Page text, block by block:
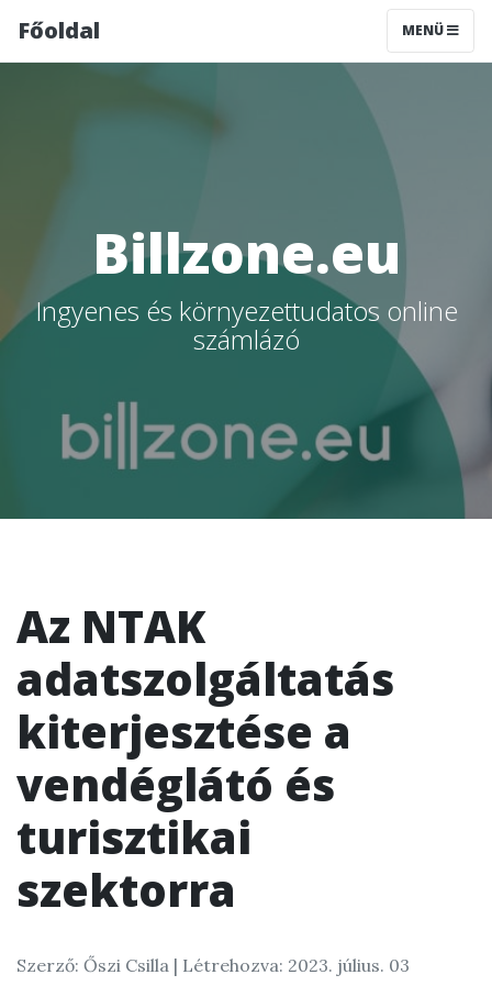
Főoldal MENÜ
Billzone.eu
Ingyenes és környezettudatos online
számlázó
Az NTAK
adatszolgáltatás
kiterjesztése a
vendéglátó és
turisztikai
szektorra
Szerző: Őszi Csilla | Létrehozva: 2023. július. 03